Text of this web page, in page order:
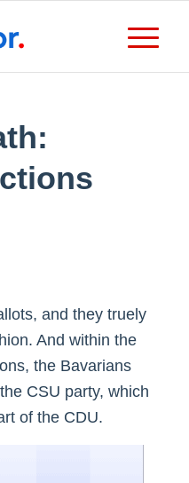
and they truely
And within the
the Bavarians
CSU party, which
of the CDU.